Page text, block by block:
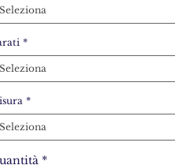
Seleziona
*
Seleziona
*
Seleziona
*